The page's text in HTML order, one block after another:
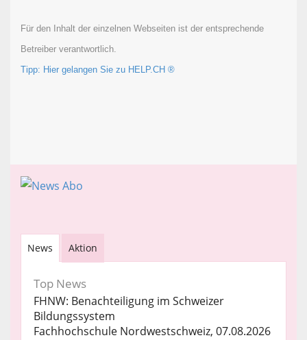
Für den Inhalt der einzelnen Webseiten ist der entsprechende
Betreiber verantwortlich.
Tipp: Hier gelangen Sie zu HELP.CH ®
News Aktion
Top News
FHNW: Benachteiligung im Schweizer
Bildungssystem
Fachhochschule Nordwestschweiz, 07.08.2026